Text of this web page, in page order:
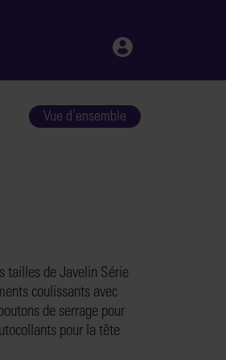
Vue d'ensemble
tailles de Javelin Série
coulissants avec
de serrage pour
pour la tête